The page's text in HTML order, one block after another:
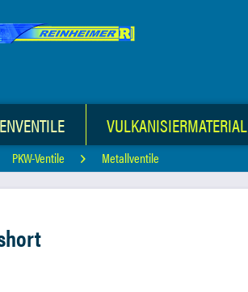
VULKANISIERMATERIAL
PKW-Ventile Metallventile